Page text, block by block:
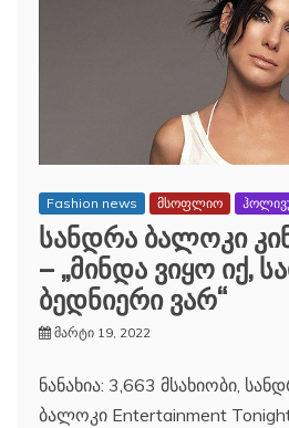
Fashion news მსოფლიო
სანდრა ბალოკი
– ,,მინდა ვიყო იქ,
ბედნიერი ვარ“
მარტი 19, 2022
ნანახია: 3,663 მსახიობი,
ბალოკი Entertainment